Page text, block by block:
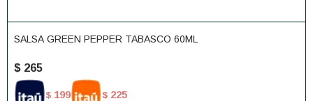
SALSA GREEN PEPPER TABASCO 60ML
$ 265
$ 199 $ 225